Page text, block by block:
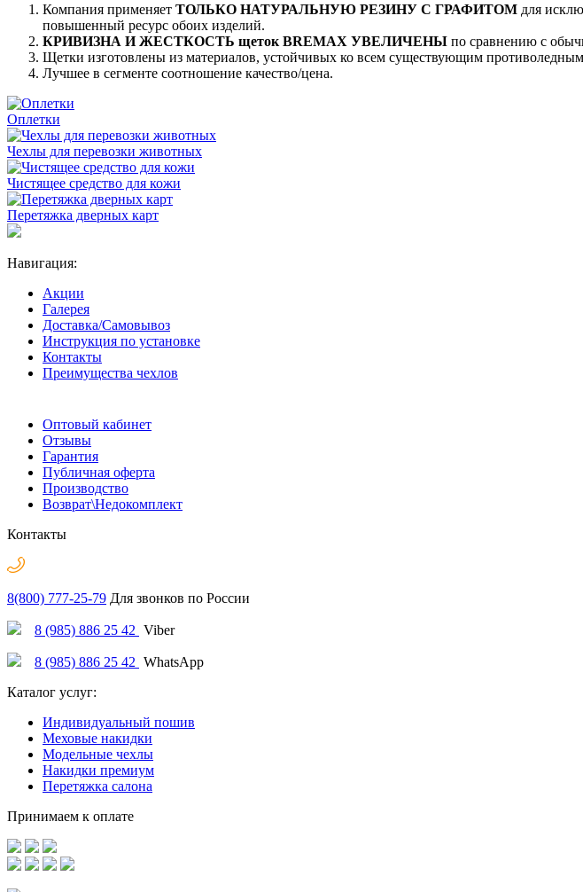
Компания применяет ТОЛЬКО НАТУРАЛЬНУЮ РЕЗИНУ С ГРАФИТОМ для
повышенный ресурс обоих изделий.
КРИВИЗНА И ЖЕСТКОСТЬ щеток BREMAX УВЕЛИЧЕНЫ по сравнению с
Щетки изготовлены из материалов, устойчивых ко всем существующим
Лучшее в сегменте соотношение качество/цена.
Оплетки
Чехлы для перевозки животных
Чистящее средство для кожи
Перетяжка дверных карт
Навигация:
Акции
Галерея
Доставка/Самовывоз
Инструкция по установке
Контакты
Преимущества чехлов
Оптовый кабинет
Отзывы
Гарантия
Публичная оферта
Производство
Возврат\Недокомплект
Контакты
8(800) 777-25-79 Для звонков по России
8 (985) 886 25 42 Viber
8 (985) 886 25 42 WhatsApp
Каталог услуг:
Индивидуальный пошив
Меховые накидки
Модельные чехлы
Накидки премиум
Перетяжка салона
Принимаем к оплате